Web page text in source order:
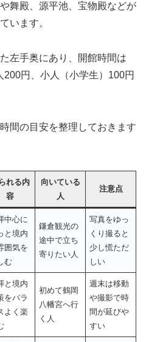
舞殿、源平池、宝物殿などが
います。
左手奥にあり、開館時間は
円、小人（小学生）100円
間の目安を整理しておきます
れる内
容
向いている
人
注意点
中心に
と境内
囲気を
む
鎌倉観光の
途中で立ち
寄りたい人
写真をゆっ
くり撮ると
少し慌ただ
しい
と境内
をバラ
よく楽
初めて鶴岡
八幡宮へ行
く人
週末は移動
や撮影で時
間が延びや
すい